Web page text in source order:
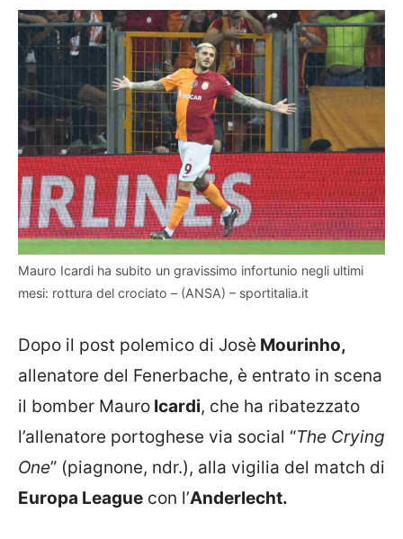
Mauro Icardi ha subito un gravissimo infortunio negli ultimi
mesi: rottura del crociato – (ANSA) – sportitalia.it
Dopo il post polemico di Josè Mourinho,
allenatore del Fenerbache, è entrato in scena
il bomber Mauro Icardi, che ha ribatezzato
l’allenatore portoghese via social “The Crying
One” (piagnone, ndr.), alla vigilia del match di
Europa League con l’Anderlecht.